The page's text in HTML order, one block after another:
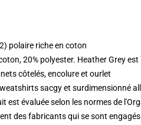
polaire riche en coton
20% polyester. Heather Grey
côtelés, encolure et ourlet
sacgy et surdimensionné
est évaluée selon les normes de
des fabricants qui se sont